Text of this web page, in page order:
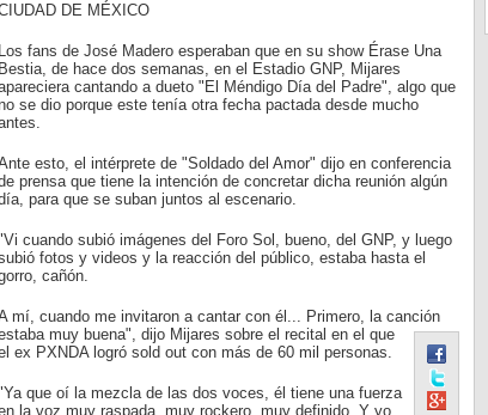
DE MÉXICO
Los fans de José Madero esperaban que en su show Érase Una
Bestia, de hace dos semanas, en el Estadio GNP, Mijares
cantando a dueto "El Méndigo Día del Padre", algo que
se dio porque este tenía otra fecha pactada desde mucho
esto, el intérprete de "Soldado del Amor" dijo en conferencia
prensa que tiene la intención de concretar dicha reunión algún
para que se suban juntos al escenario.
cuando subió imágenes del Foro Sol, bueno, del GNP, y luego
fotos y videos y la reacción del público, estaba hasta el
cañón.
mí, cuando me invitaron a cantar con él... Primero, la canción
muy buena", dijo Mijares sobre el recital en el que
ex PXNDA logró sold out con más de 60 mil personas.
que oí la mezcla de las dos voces, él tiene una fuerza
la voz muy raspada, muy rockero, muy definido. Y yo